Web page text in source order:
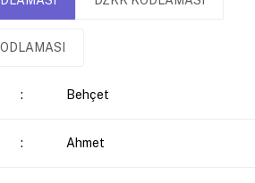
: Behçet
: Ahmet